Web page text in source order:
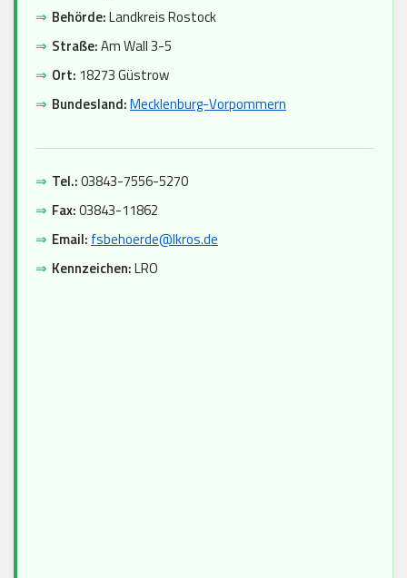
⇒ Behörde:Landkreis Rostock
⇒ Straße:Am Wall 3-5
⇒ Ort: 18273 Güstrow
⇒ Bundesland:Mecklenburg-Vorpommern
⇒ Tel.:03843-7556-5270
⇒ Fax:03843-11862
⇒ Email: fsbehoerde@lkros.de
⇒ Kennzeichen:LRO